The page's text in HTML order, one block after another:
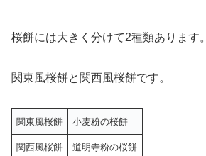
桜餅には大きく分けて2種類あります。
関東風桜餅と関西風桜餅です。
関東風桜餅 小麦粉の桜餅
関西風桜餅 道明寺粉の桜餅